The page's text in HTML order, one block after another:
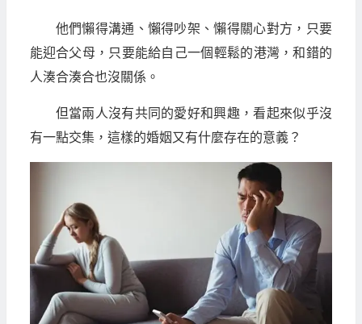
他們懶得溝通、懶得吵架、懶得關心對方，只要
能迎合父母，只要能給自己一個輕鬆的港灣，和錯的
人湊合湊合也沒關係。
但當兩人沒有共同的愛好和興趣，看起來似乎沒
有一點交集，這樣的婚姻又有什麼存在的意義？